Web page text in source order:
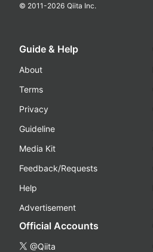
© 2011-2026 Qiita Inc.
Guide & Help
About
Terms
Privacy
Guideline
Media Kit
Feedback/Requests
Help
Advertisement
Official Accounts
@Qiita